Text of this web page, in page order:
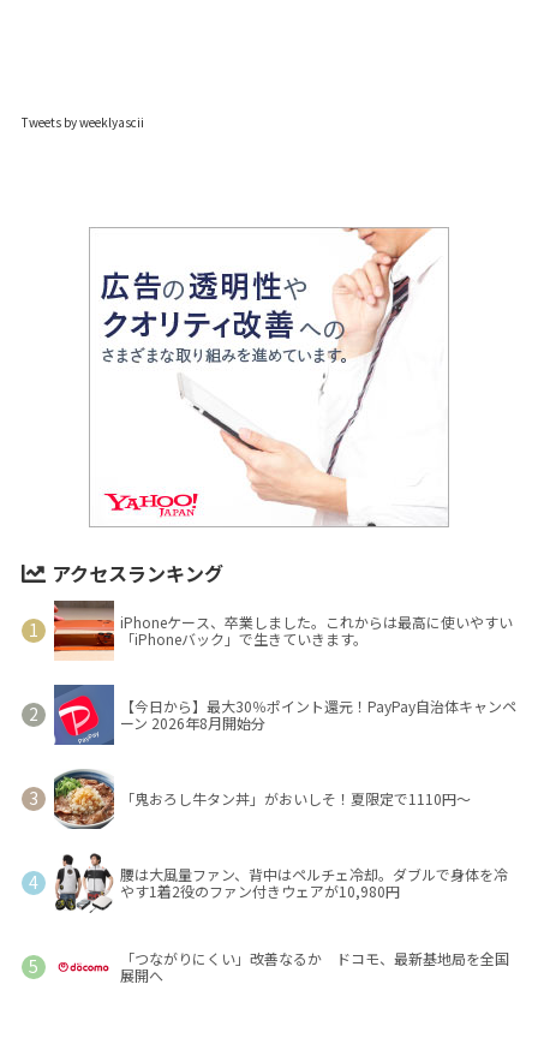
Tweets by weeklyascii
アクセスランキング
iPhoneケース、卒業しました。これからは最高に使いやすい
「iPhoneバック」で生きていきます。
【今日から】最大30％ポイント還元！PayPay自治体キャンペ
ーン 2026年8月開始分
「鬼おろし牛タン丼」がおいしそ！夏限定で1110円～
腰は大風量ファン、背中はペルチェ冷却。ダブルで身体を冷
やす1着2役のファン付きウェアが10,980円
「つながりにくい」改善なるか ドコモ、最新基地局を全国
展開へ